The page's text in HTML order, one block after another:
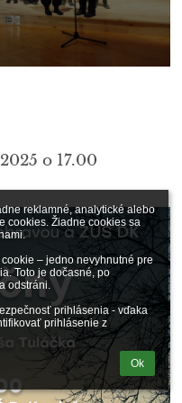
reklamné, analytické alebo
cookies. Žiadne cookies sa
– jedno nevyhnutné pre
Toto je dočasné, po
odstráni.
prihlásenia - vďaka
prihlásenie z
Ok
o 17.00